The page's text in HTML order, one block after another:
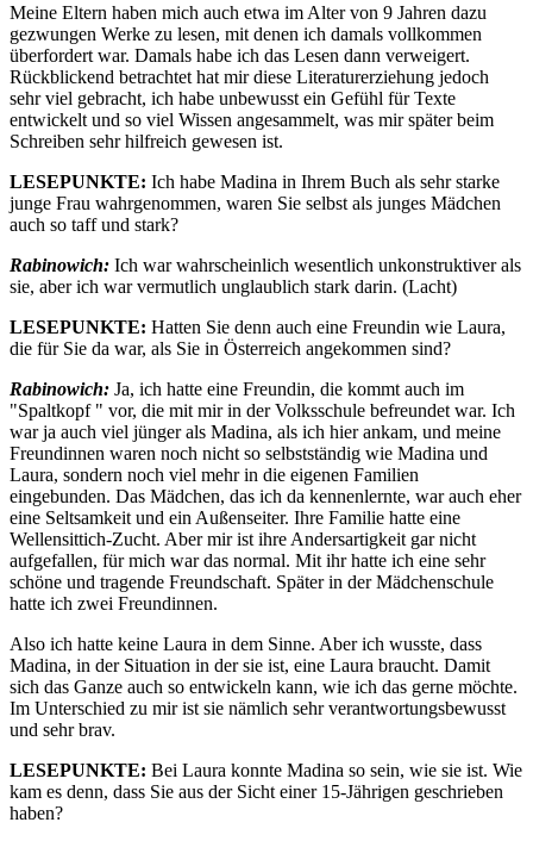
Meine Eltern haben mich auch etwa im Alter von 9 Jahren dazu
gezwungen Werke zu lesen, mit denen ich damals vollkommen
überfordert war. Damals habe ich das Lesen dann verweigert.
Rückblickend betrachtet hat mir diese Literaturerziehung jedoch
sehr viel gebracht, ich habe unbewusst ein Gefühl für Texte
entwickelt und so viel Wissen angesammelt, was mir später beim
Schreiben sehr hilfreich gewesen ist.
LESEPUNKTE: Ich habe Madina in Ihrem Buch als sehr starke
junge Frau wahrgenommen, waren Sie selbst als junges Mädchen
auch so taff und stark?
Rabinowich: Ich war wahrscheinlich wesentlich unkonstruktiver als
sie, aber ich war vermutlich unglaublich stark darin. (Lacht)
LESEPUNKTE: Hatten Sie denn auch eine Freundin wie Laura,
die für Sie da war, als Sie in Österreich angekommen sind?
Rabinowich: Ja, ich hatte eine Freundin, die kommt auch im
"Spaltkopf " vor, die mit mir in der Volksschule befreundet war. Ich
war ja auch viel jünger als Madina, als ich hier ankam, und meine
Freundinnen waren noch nicht so selbstständig wie Madina und
Laura, sondern noch viel mehr in die eigenen Familien
eingebunden. Das Mädchen, das ich da kennenlernte, war auch eher
eine Seltsamkeit und ein Außenseiter. Ihre Familie hatte eine
Wellensittich-Zucht. Aber mir ist ihre Andersartigkeit gar nicht
aufgefallen, für mich war das normal. Mit ihr hatte ich eine sehr
schöne und tragende Freundschaft. Später in der Mädchenschule
hatte ich zwei Freundinnen.
Also ich hatte keine Laura in dem Sinne. Aber ich wusste, dass
Madina, in der Situation in der sie ist, eine Laura braucht. Damit
sich das Ganze auch so entwickeln kann, wie ich das gerne möchte.
Im Unterschied zu mir ist sie nämlich sehr verantwortungsbewusst
und sehr brav.
LESEPUNKTE: Bei Laura konnte Madina so sein, wie sie ist. Wie
kam es denn, dass Sie aus der Sicht einer 15-Jährigen geschrieben
haben?